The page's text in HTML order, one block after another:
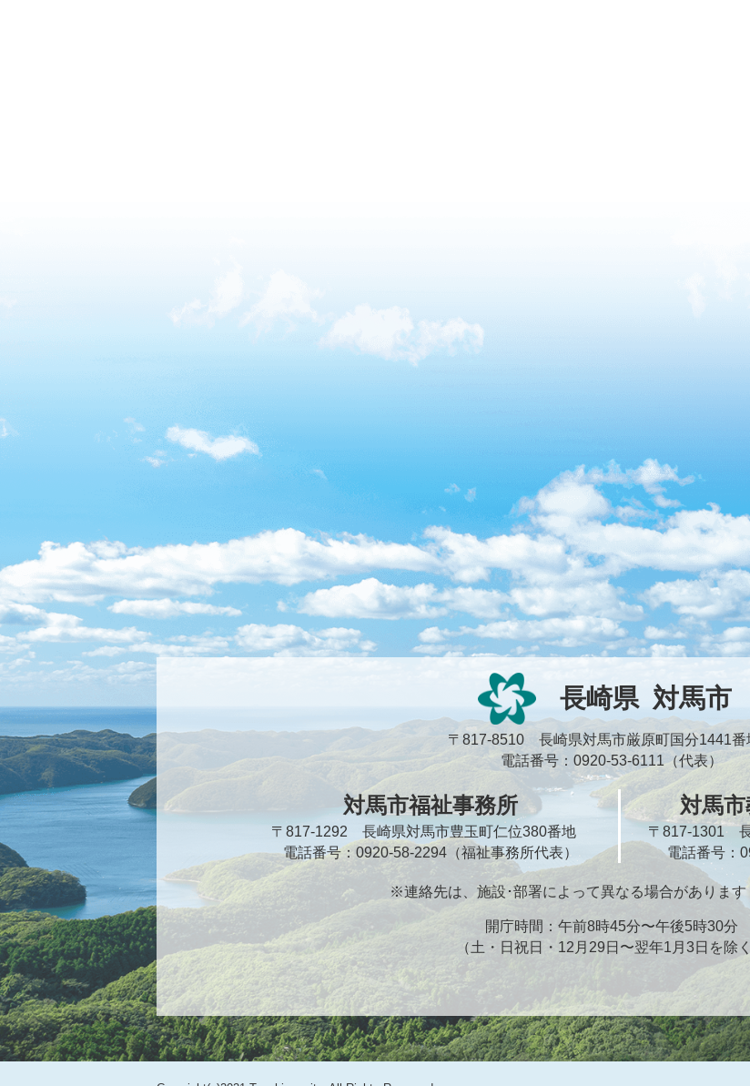
長崎県 対馬市
〒817-8510 長崎県対馬市厳原町国分1441
電話番号：0920-53-6111（代表）
対馬市福祉事務所
〒817-1292 長崎県対馬市豊玉町仁位380番地
電話番号：0920-58-2294（福祉事務所代表）
対馬
〒817-1301
電話番号：
※連絡先は、施設･部署によって異なる場合がありま
開庁時間：午前8時45分〜午後5時30分
（土・日祝日・12月29日〜翌年1月3日を除く